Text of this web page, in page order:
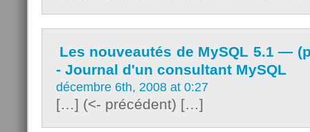
Les nouveautés de MySQL 5.1 —
- Journal d'un consultant MySQL
décembre 6th, 2008 at 0:27
[…] (<- précédent) […]